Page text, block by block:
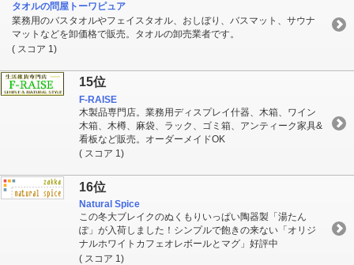
タオルの問屋トーワピュア
業務用のバスタオルやフェイスタオル、おしぼり、バスマット、サウナ
マットなどを卸価格で販売。タオルの卸売業者です。
( スコア 1)
15位
F-RAISE
木製品専門店。業務用ディスプレイ什器、木箱、ワイン
木箱、木樽、麻袋、ラック、ゴミ箱、アンティーク家具&
看板など販売。オーダーメイドOK
( スコア 1)
16位
Natural Spice
この冬大ブレイクのぬくもりいっぱい陶器製「湯たん
ぽ」が入荷しました！シンプルで飽きの来ない「オリジ
ナルホワイトカフェオレボールとマグ」好評中
( スコア 1)